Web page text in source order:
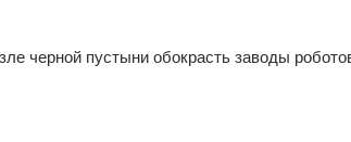
черной пустыни обокрасть заводы